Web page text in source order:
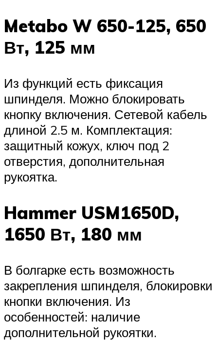
Metabo W 650-125, 650
Вт, 125 мм
Из функций есть фиксация
шпинделя. Можно блокировать
кнопку включения. Сетевой кабель
длиной 2.5 м. Комплектация:
защитный кожух, ключ под 2
отверстия, дополнительная
рукоятка.
Hammer USM1650D,
1650 Вт, 180 мм
В болгарке есть возможность
закрепления шпинделя, блокировки
кнопки включения. Из
особенностей: наличие
дополнительной рукоятки.